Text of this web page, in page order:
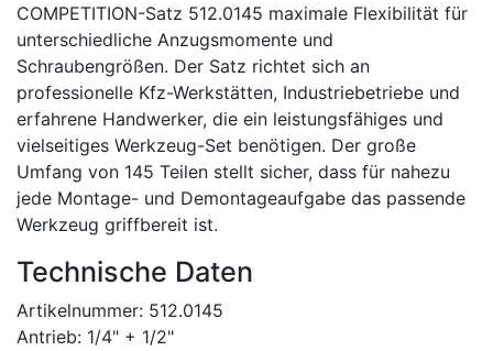
COMPETITION-Satz 512.0145 maximale Flexibilität für
unterschiedliche Anzugsmomente und
Schraubengrößen. Der Satz richtet sich an
professionelle Kfz-Werkstätten, Industriebetriebe und
erfahrene Handwerker, die ein leistungsfähiges und
vielseitiges Werkzeug-Set benötigen. Der große
Umfang von 145 Teilen stellt sicher, dass für nahezu
jede Montage- und Demontageaufgabe das passende
Werkzeug griffbereit ist.
Technische Daten
Artikelnummer: 512.0145
Antrieb: 1/4" + 1/2"